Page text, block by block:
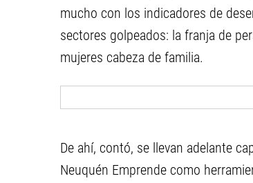
mucho con los indicadores de
sectores golpeados: la franja de
mujeres cabeza de familia.
De ahí, contó, se llevan adelante
Neuquén Emprende como